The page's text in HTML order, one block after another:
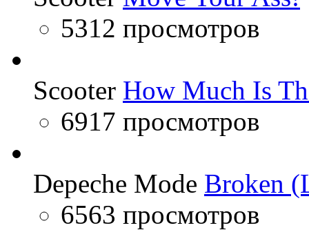
5312 просмотров
Scooter How Much Is
6917 просмотров
Depeche Mode Broken
6563 просмотров